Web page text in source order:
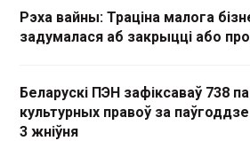
Рэха вайны: Траціна малога
задумалася аб закрыцці або
Беларускі ПЭН зафіксаваў 738
культурных правоў за
3 жніўня